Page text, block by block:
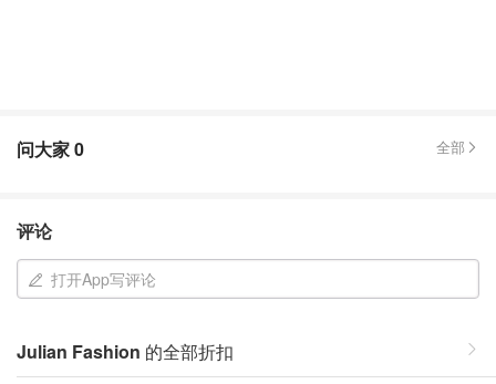
问大家0 全部
评论
打开App写评论
Julian Fashion 的全部折扣